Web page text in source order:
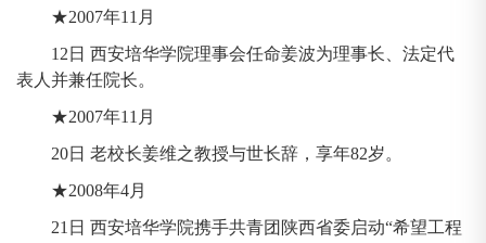
★2007年11月
12日 西安培华学院理事会任命姜波为理事长、法定代
表人并兼任院长。
★2007年11月
20日 老校长姜维之教授与世长辞，享年82岁。
★2008年4月
21日 西安培华学院携手共青团陕西省委启动“希望工程